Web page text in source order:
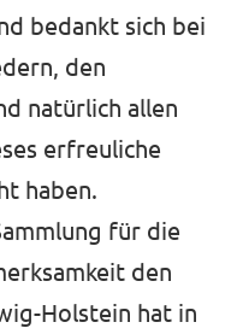
bedankt sich bei
den
natürlich allen
erfreuliche
haben.
für die
den
Holstein hat in